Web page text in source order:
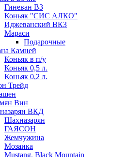
Гиневан ВЗ
Коньяк "СИС АЛКО"
Иджеванский ВКЗ
Мараси
Подарочные
Камней
Коньяк в п/у
Коньяк 0,5 л.
Коньяк 0,2 л.
Трейд
Вин
ВКД
Шахназарян
ГАЯСОН
Жемчужина
Мозаика
Mustang. Black Mountain